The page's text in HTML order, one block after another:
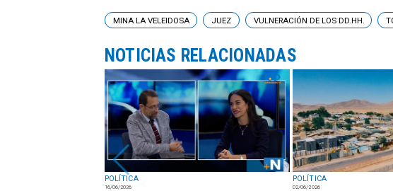
POLÍTICA
16/06/2026
POLÍTICA
02/06/2026
MINA LA VELEIDOSA JUEZ VULNERACIÓN DE LOS DD.HH.
NOTICIAS RELACIONADAS